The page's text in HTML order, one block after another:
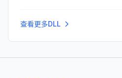
查看更多DLL